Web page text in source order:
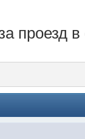
проезд